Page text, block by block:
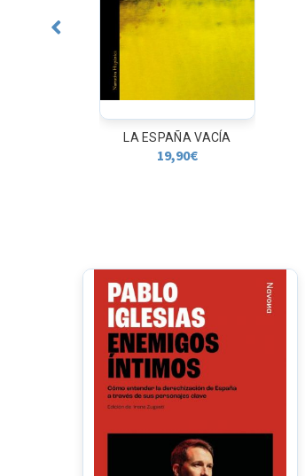
LA ESPAÑA VACÍA
19,90€